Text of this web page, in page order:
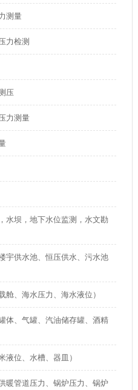
测量
力检测
压
力测量
水坝，地下水位监测，水文勘
宇供水池、恒压供水、污水池
舱、海水压力、海水液位）
体、气罐、汽油储存罐、酒精
液位、水槽、器皿）
暖管道压力、锅炉压力、锅炉